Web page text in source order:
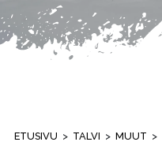
ETUSIVU > TALVI > MUUT >